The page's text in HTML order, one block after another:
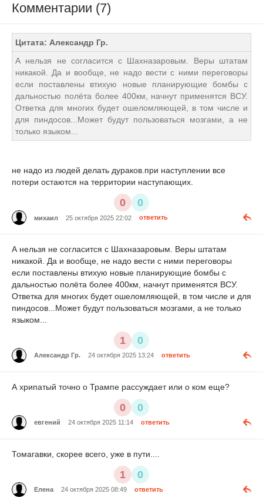
Комментарии (7)
Цитата: Александр Гр.
А нельзя не согласится с Шахназаровым. Веры штатам
никакой. Да и вообще, не надо вести с ними переговоры
если поставлены втихую новые планирующие бомбы с
дальностью полёта более 400км, начнут применятся ВСУ.
Ответка для многих будет ошеломляющей, в том числе и
для пиндосов...Может будут пользоваться мозгами, а не
только языком...
не надо из людей делать дураков.при наступлении все
потери остаются на территории наступающих.
0 0
михаил 25 октября 2025 22:02 ответить
А нельзя не согласится с Шахназаровым. Веры штатам
никакой. Да и вообще, не надо вести с ними переговоры
если поставлены втихую новые планирующие бомбы с
дальностью полёта более 400км, начнут применятся ВСУ.
Ответка для многих будет ошеломляющей, в том числе и для
пиндосов...Может будут пользоваться мозгами, а не только
языком...
1 0
Александр Гр. 24 октября 2025 13:24 ответить
А хрипатый точно о Трампе рассуждает или о ком еще?
0 0
евгений 24 октября 2025 11:14 ответить
Томагавки, скорее всего, уже в пути....
1 0
Елена 24 октября 2025 08:49 ответить